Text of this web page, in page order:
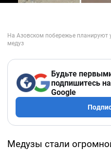
Будьте
подпишитесь
Google
Медузы стали